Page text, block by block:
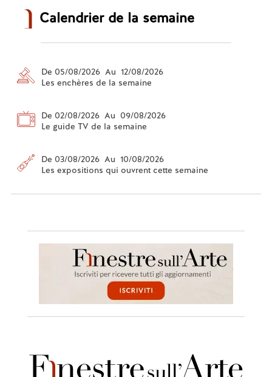
Calendrier de la semaine
De 05/08/2026 Au 12/08/2026
Les enchères de la semaine
De 02/08/2026 Au 09/08/2026
Le guide TV de la semaine
De 03/08/2026 Au 10/08/2026
Les expositions qui ouvrent cette semaine